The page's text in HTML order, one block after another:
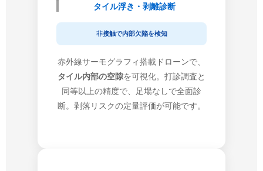
タイル浮き・剥離診断
非接触で内部欠陥を検知
赤外線サーモグラフィ搭載ドローンで、
タイル内部の空隙を可視化。打診調査と
同等以上の精度で、足場なしで全面診
断。剥落リスクの定量評価が可能です。